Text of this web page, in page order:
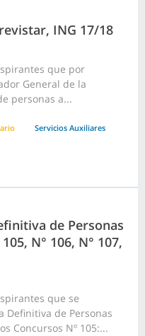
ING 17/18
que por
General de la
personas a...
Servicios Auxiliares
de Personas
N° 106, N° 107,
que se
Definitiva de Personas
Concursos Nº 105:...